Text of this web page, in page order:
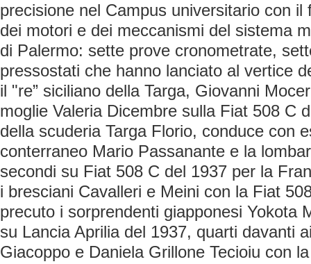
precisione nel Campus universitario con il
dei motori e dei meccanismi del sistema
di Palermo: sette prove cronometrate,
pressostati che hanno lanciato al vertice
il "re” siciliano della Targa, Giovanni
moglie Valeria Dicembre sulla Fiat 508 C
della scuderia Targa Florio, conduce con
conterraneo Mario Passanante e la
secondi su Fiat 508 C del 1937 per la
i bresciani Cavalleri e Meini con la Fiat
precuto i sorprendenti giapponesi Yokota
su Lancia Aprilia del 1937, quarti davanti
Giacoppo e Daniela Grillone Tecioiu con